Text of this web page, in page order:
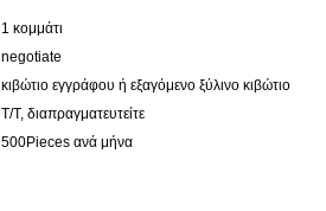
1 κομμάτι
negotiate
κιβώτιο εγγράφου ή εξαγόμενο ξύλινο κιβώτιο
T/T, διαπραγματευτείτε
500Pieces ανά μήνα